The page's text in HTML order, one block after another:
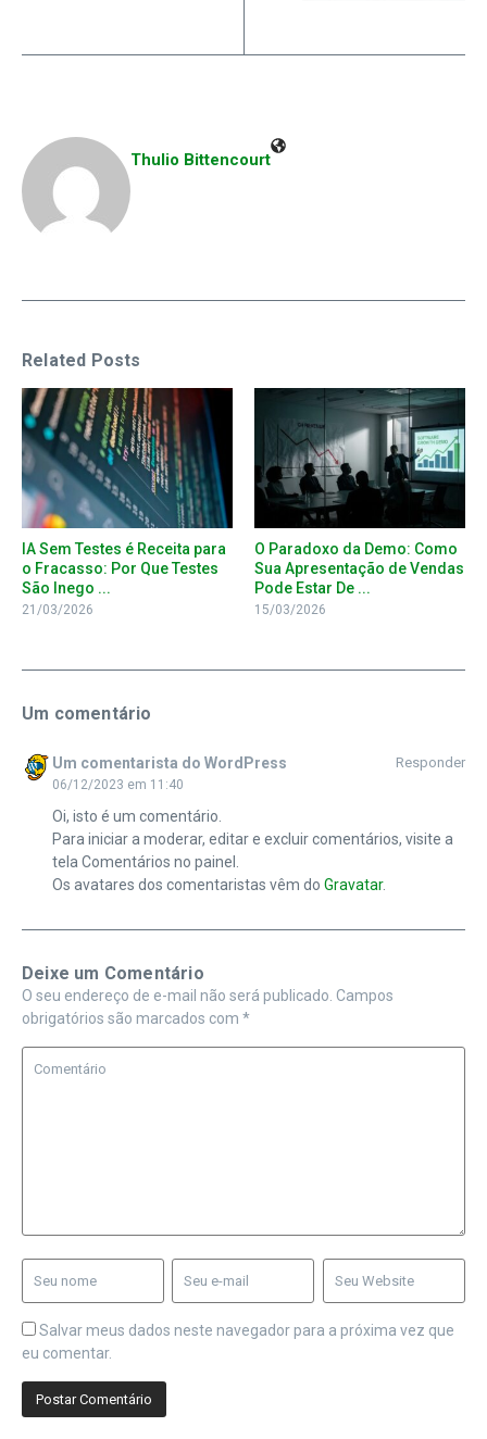
Thulio Bittencourt
Related Posts
IA Sem Testes é Receita para
o Fracasso: Por Que Testes
São Inego ...
21/03/2026
O Paradoxo da Demo: Como
Sua Apresentação de Vendas
Pode Estar De ...
15/03/2026
Um comentário
Um comentarista do WordPress
06/12/2023 em 11:40
Responder
Oi, isto é um comentário.
Para iniciar a moderar, editar e excluir comentários, visite a
tela Comentários no painel.
Os avatares dos comentaristas vêm do Gravatar.
Deixe um Comentário
O seu endereço de e-mail não será publicado. Campos
obrigatórios são marcados com *
Salvar meus dados neste navegador para a próxima vez que
eu comentar.